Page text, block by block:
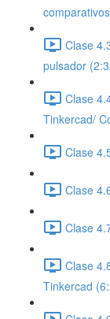
Clase
pulsador
Clase
Tinkercad/
Clase
Clase
Clase
Clase
Tinkercad